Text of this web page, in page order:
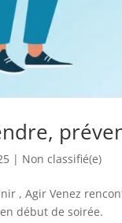
| Non classifié(e)
, Agir Venez
en début de